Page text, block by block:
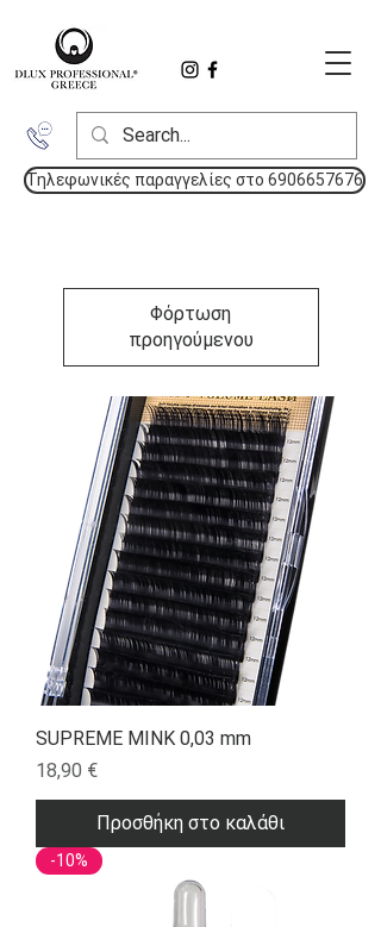
Τηλεφωνικές παραγγελίες στο 6906657676
Φόρτωση
προηγούμενου
SUPREME MINK 0,03 mm
Τιμή
18,90 €
Προσθήκη στο καλάθι
-10%